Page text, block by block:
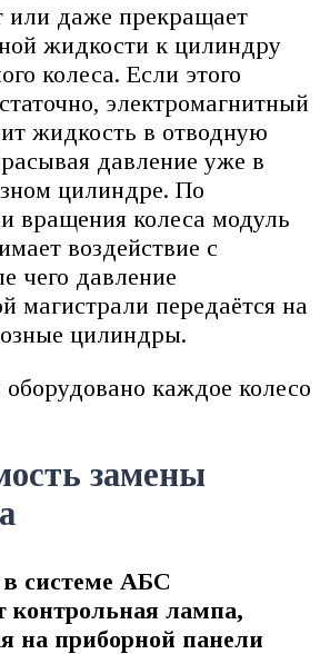
или даже прекращает
жидкости к цилиндру
колеса. Если этого
электромагнитный
жидкость в отводную
давление уже в
цилиндре. По
вращения колеса модуль
воздействие с
чего давление
магистрали передаётся на
цилиндры.
каждое колесо
замены
системе АБС
контрольная лампа,
на приборной панели